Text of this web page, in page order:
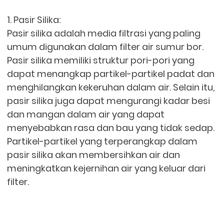
1. Pasir Silika:
Pasir silika adalah media filtrasi yang paling
umum digunakan dalam filter air sumur bor.
Pasir silika memiliki struktur pori-pori yang
dapat menangkap partikel-partikel padat dan
menghilangkan kekeruhan dalam air. Selain itu,
pasir silika juga dapat mengurangi kadar besi
dan mangan dalam air yang dapat
menyebabkan rasa dan bau yang tidak sedap.
Partikel-partikel yang terperangkap dalam
pasir silika akan membersihkan air dan
meningkatkan kejernihan air yang keluar dari
filter.